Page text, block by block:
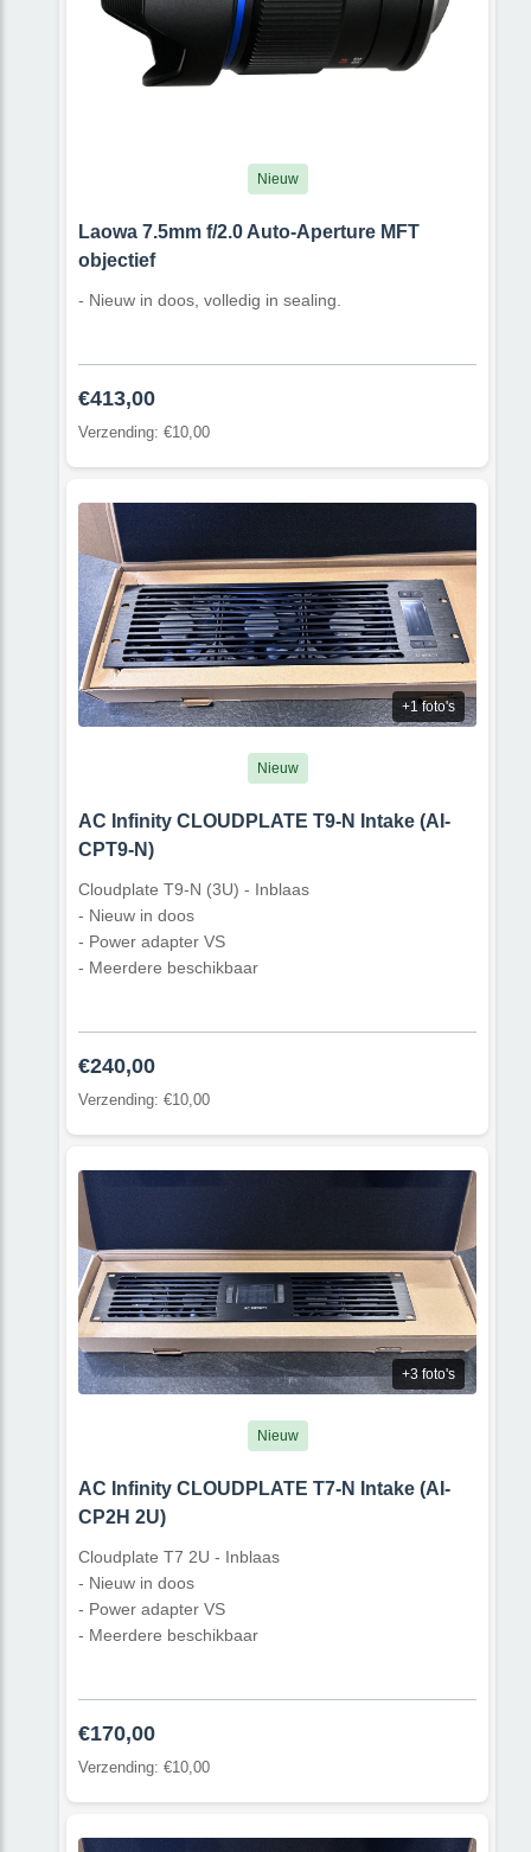
Nieuw
Laowa 7.5mm f/2.0 Auto-Aperture MFT
objectief
- Nieuw in doos, volledig in sealing.
€413,00
Verzending: €10,00
+1 foto's
Nieuw
AC Infinity CLOUDPLATE T9-N Intake (AI-
CPT9-N)
Cloudplate T9-N (3U) - Inblaas
- Nieuw in doos
- Power adapter VS
- Meerdere beschikbaar
€240,00
Verzending: €10,00
+3 foto's
Nieuw
AC Infinity CLOUDPLATE T7-N Intake (AI-
CP2H 2U)
Cloudplate T7 2U - Inblaas
- Nieuw in doos
- Power adapter VS
- Meerdere beschikbaar
€170,00
Verzending: €10,00